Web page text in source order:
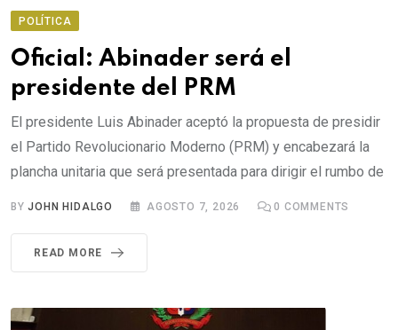
POLÍTICA
Oficial: Abinader será el
presidente del PRM
El presidente Luis Abinader aceptó la propuesta de presidir
el Partido Revolucionario Moderno (PRM) y encabezará la
plancha unitaria que será presentada para dirigir el rumbo de
BYJOHN HIDALGO AGOSTO 7, 2026 0 COMMENTS
READ MORE